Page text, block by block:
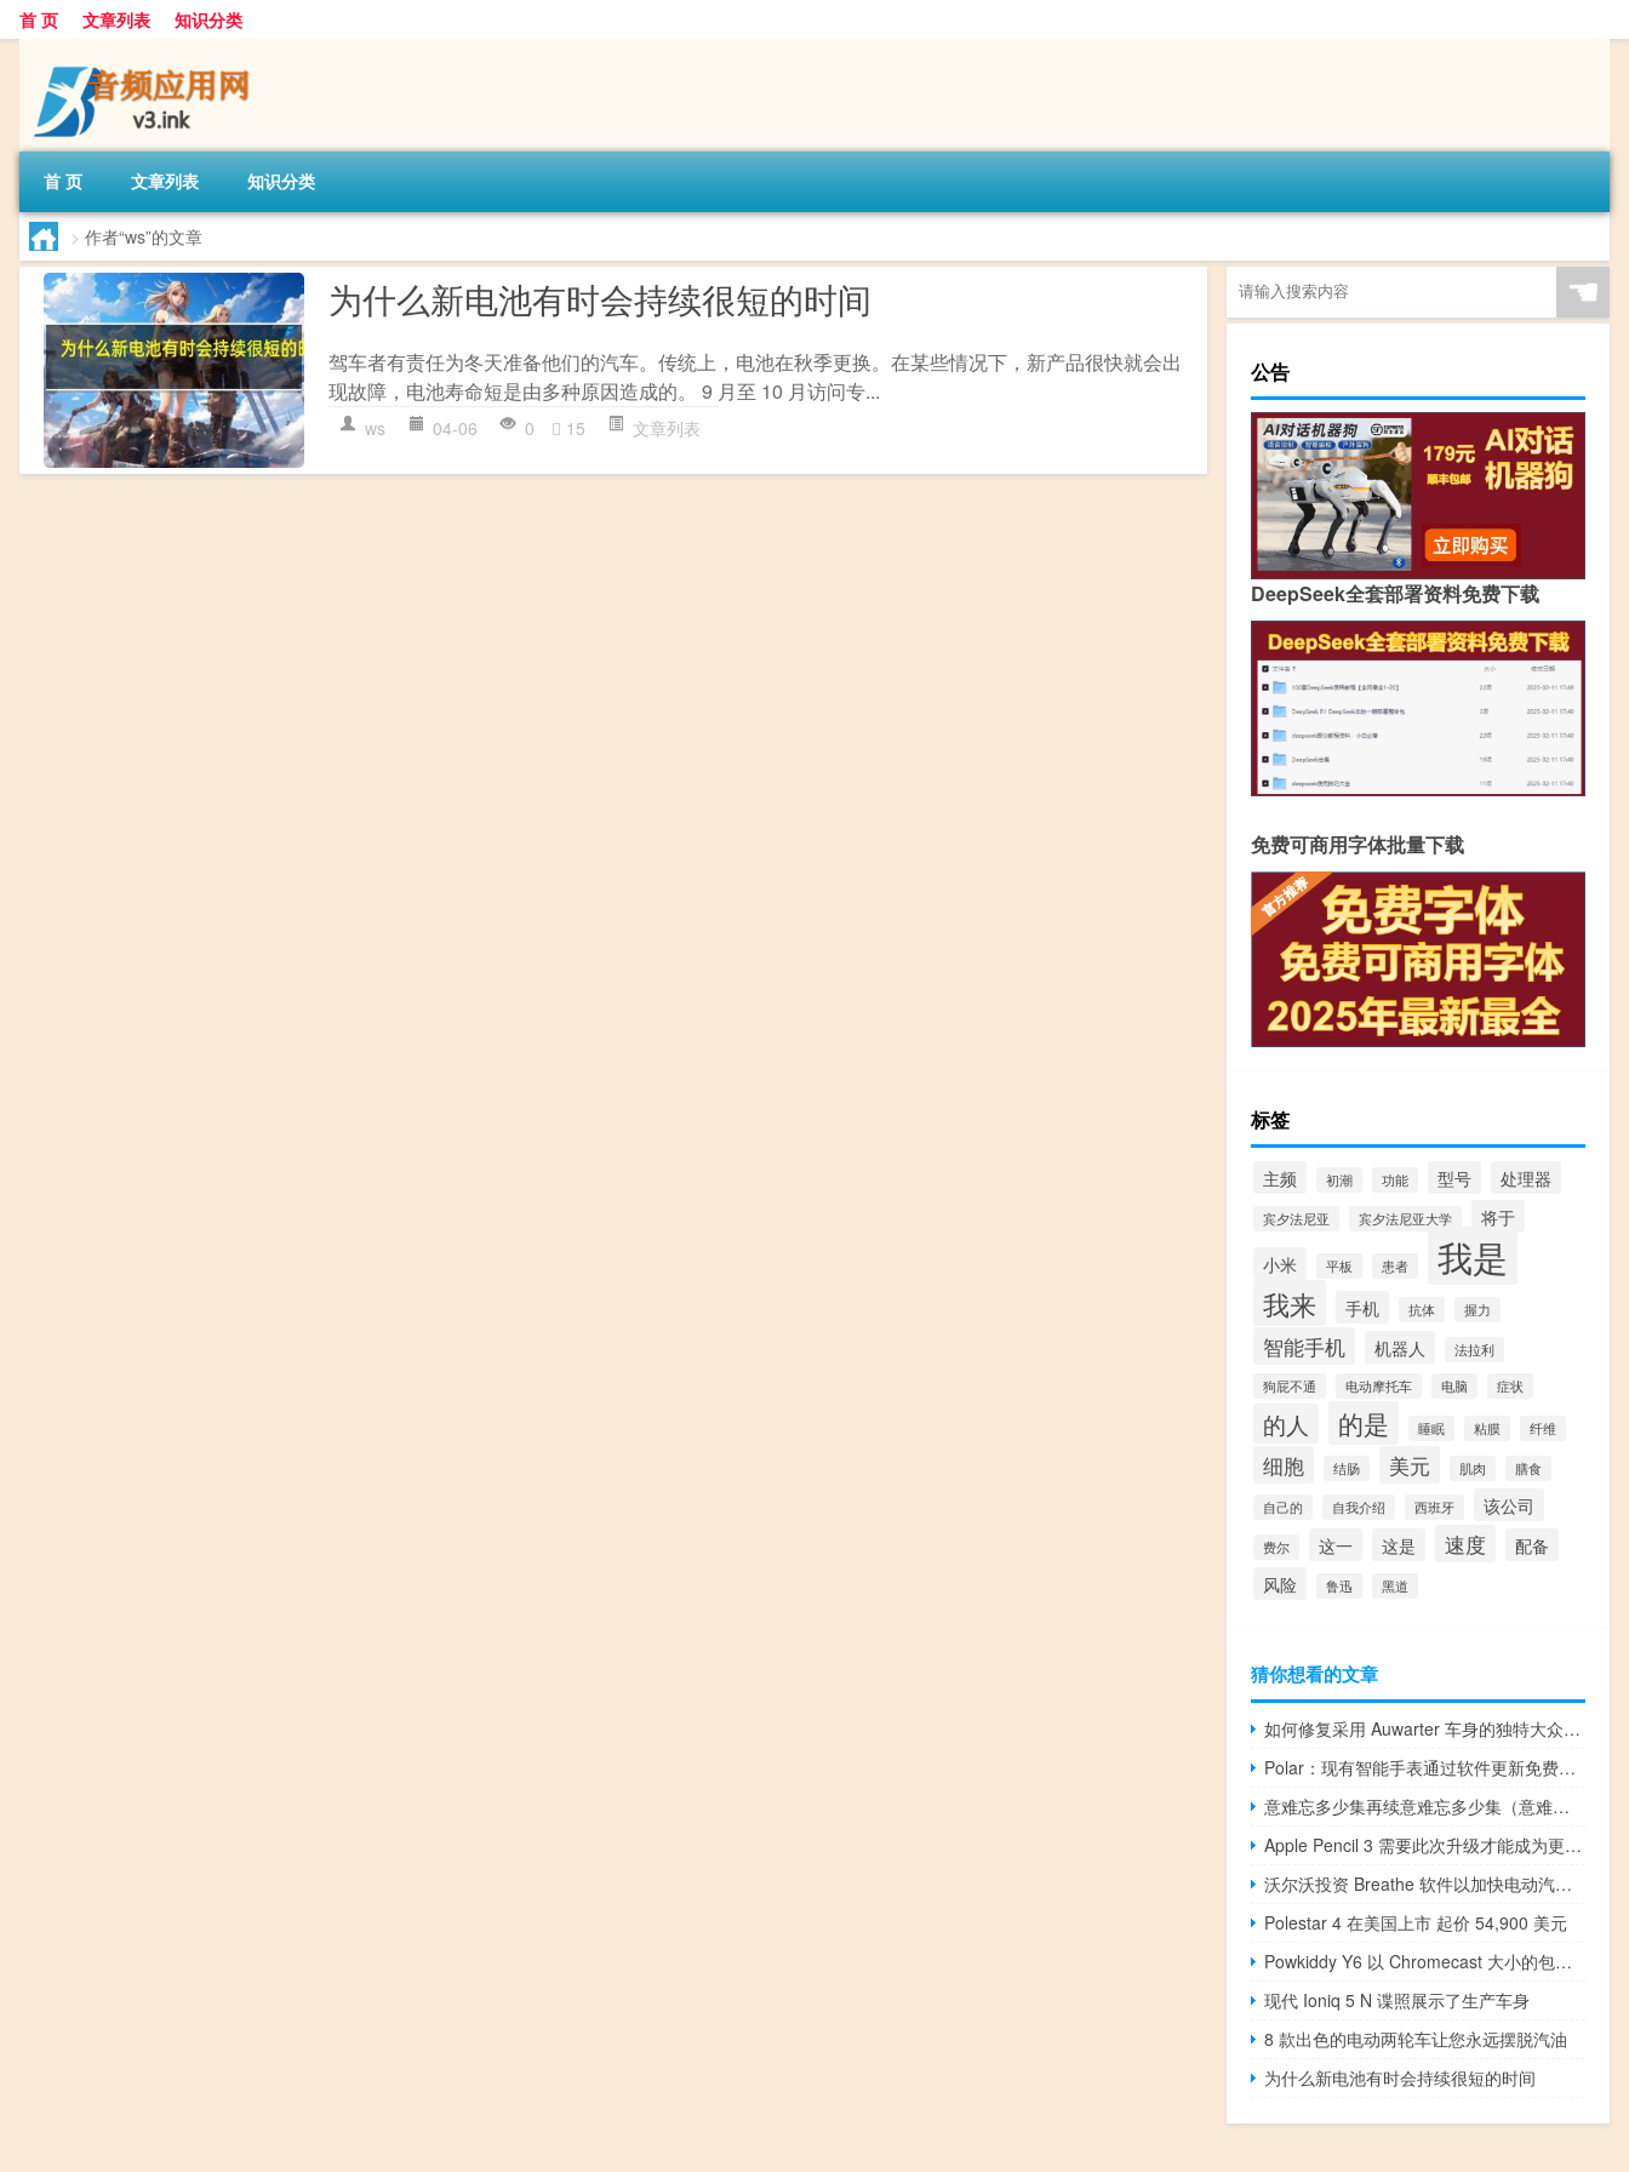
首 页 文章列表 知识分类
首 页 文章列表 知识分类
> 作者“ws”的文章
为什么新电池有时会持续很短的时间
驾车者有责任为冬天准备他们的汽车。传统上，电池在秋季更换。在某些情况下，新产品很快就会出
现故障，电池寿命短是由多种原因造成的。 9 月至 10 月访问专...
ws 04-06 0 15 文章列表
☚
公告
DeepSeek全套部署资料免费下载
免费可商用字体批量下载
标签
主频 初潮 功能 型号 处理器
宾夕法尼亚 宾夕法尼亚大学
将于
小米
平板 患者 我是
我来 手机 抗体 握力
智能手机 机器人
法拉利
狗屁不通
电动摩托车 电脑 症状
的人 的是 睡眠 粘膜 纤维
细胞 结肠 美元 肌肉 膳食
自己的 自我介绍 西班牙 该公司
费尔 这一 这是 速度
配备
风险
鲁迅 黑道
猜你想看的文章
如何修复采用 Auwarter 车身的独特大众 T1
Polar：现有智能手表通过软件更新免费获得高级型号的新功能
意难忘多少集再续意难忘多少集（意难忘有多少集）
Apple Pencil 3 需要此次升级才能成为更好的 iPad 配件
沃尔沃投资 Breathe 软件以加快电动汽车充电速度
Polestar 4 在美国上市 起价 54,900 美元
Powkiddy Y6 以 Chromecast 大小的包装提供复古游戏
现代 Ioniq 5 N 谍照展示了生产车身
8 款出色的电动两轮车让您永远摆脱汽油
为什么新电池有时会持续很短的时间